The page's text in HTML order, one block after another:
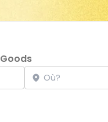
Localisation